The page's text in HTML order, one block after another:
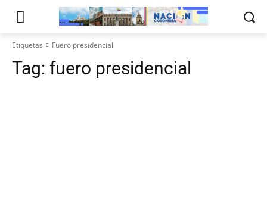
Etiquetas Fuero presidencial
Tag: fuero presidencial